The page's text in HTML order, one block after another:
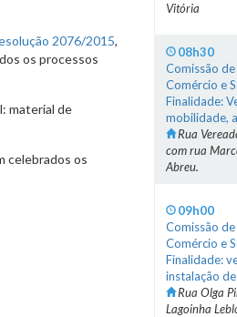
2076/2015,
os processos
material de
celebrados os
Vitória
08h30
Comissão
Comércio e
Finalidade:
mobilidade,
Rua
com rua
Abreu.
09h00
Comissão
Comércio e
Finalidade:
instalação
Rua Olga
Lagoinha